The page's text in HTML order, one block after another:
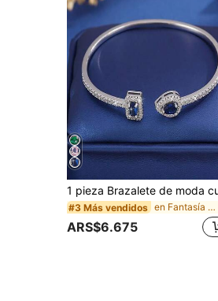
#3 Más vendidos en Fantasía Brazaletes de mujer
ARS$6.675